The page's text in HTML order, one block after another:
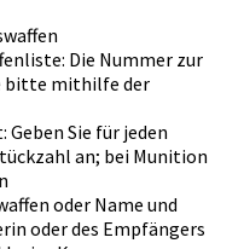
Die Nummer zur
bitte mithilfe der
Sie für jeden
an; bei Munition
oder Name und
oder des Empfängers